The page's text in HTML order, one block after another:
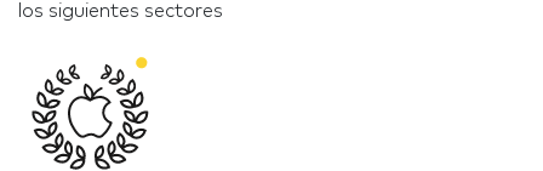
los siguientes sectores